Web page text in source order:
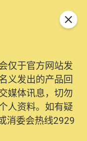
仅于官方网站发
义发出的产品回
媒体讯息，切勿
人资料。如有疑
消委会热线2929
关闭